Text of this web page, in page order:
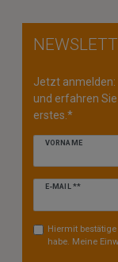
Jetzt anmelden:
und erfahren
erstes.*
VORNAME
E-MAIL **
Newsletter
Hiermit
habe. Meine